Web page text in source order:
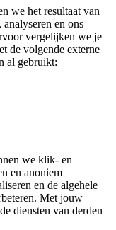
we het resultaat van
en ons
vergelijken we je
de volgende externe
al gebruikt:
we klik- en
en anoniem
en de algehele
Met jouw
diensten van derden